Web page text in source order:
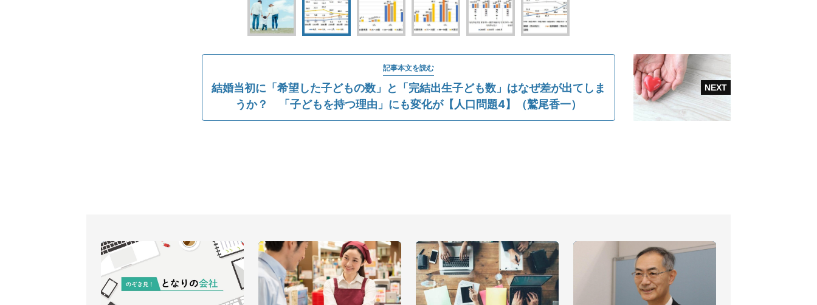
記事本文を読む
結婚当初に「希望した子どもの数」と「完結出生子ども数」はなぜ差が出てしま
うか？ 「子どもを持つ理由」にも変化が【人口問題4】（鷲尾香一）